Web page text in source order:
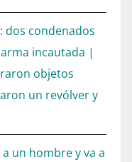
dos condenados
incautada |
objetos
un revólver y
un hombre y va a